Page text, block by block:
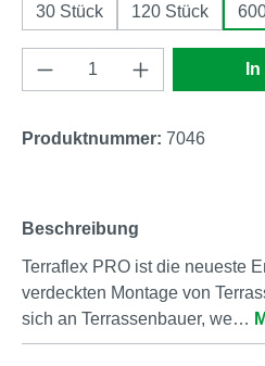
30 Stück 120 Stück
Produkt Anzahl: Gib
Produktnummer: 7046
Beschreibung
Terraflex PRO ist die neueste
verdeckten Montage von
sich an Terrassenbauer, we…